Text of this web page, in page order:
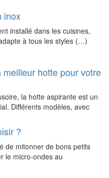
inox
installé dans les cuisines,
à tous les styles (…)
meilleur hotte pour votre
la hotte aspirante est un
Différents modèles, avec
?
de mitonner de bons petits
le micro-ondes au